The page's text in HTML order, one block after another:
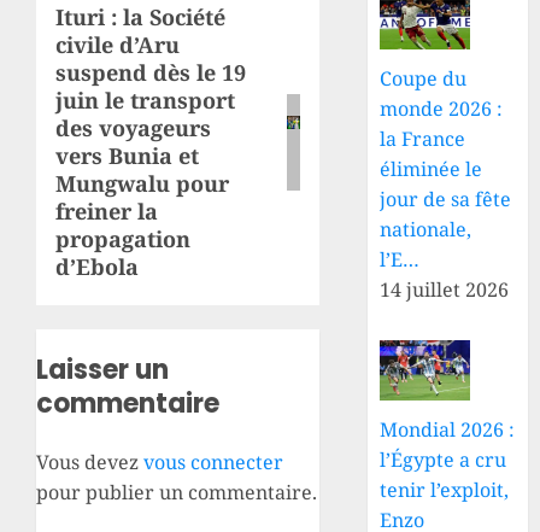
Article
suivant:
Ituri : la Société
civile d’Aru
suspend dès le 19
juin le transport
des voyageurs
vers Bunia et
Mungwalu pour
freiner la
propagation
d’Ebola
Laisser un
commentaire
Vous devezvous connecter
pour publier un commentaire.
Coupe du
monde 2026 :
la France
éliminée le
jour de sa fête
nationale,
l’E…
14 juillet 2026
Mondial 2026 :
l’Égypte a cru
tenir l’exploit,
Enzo